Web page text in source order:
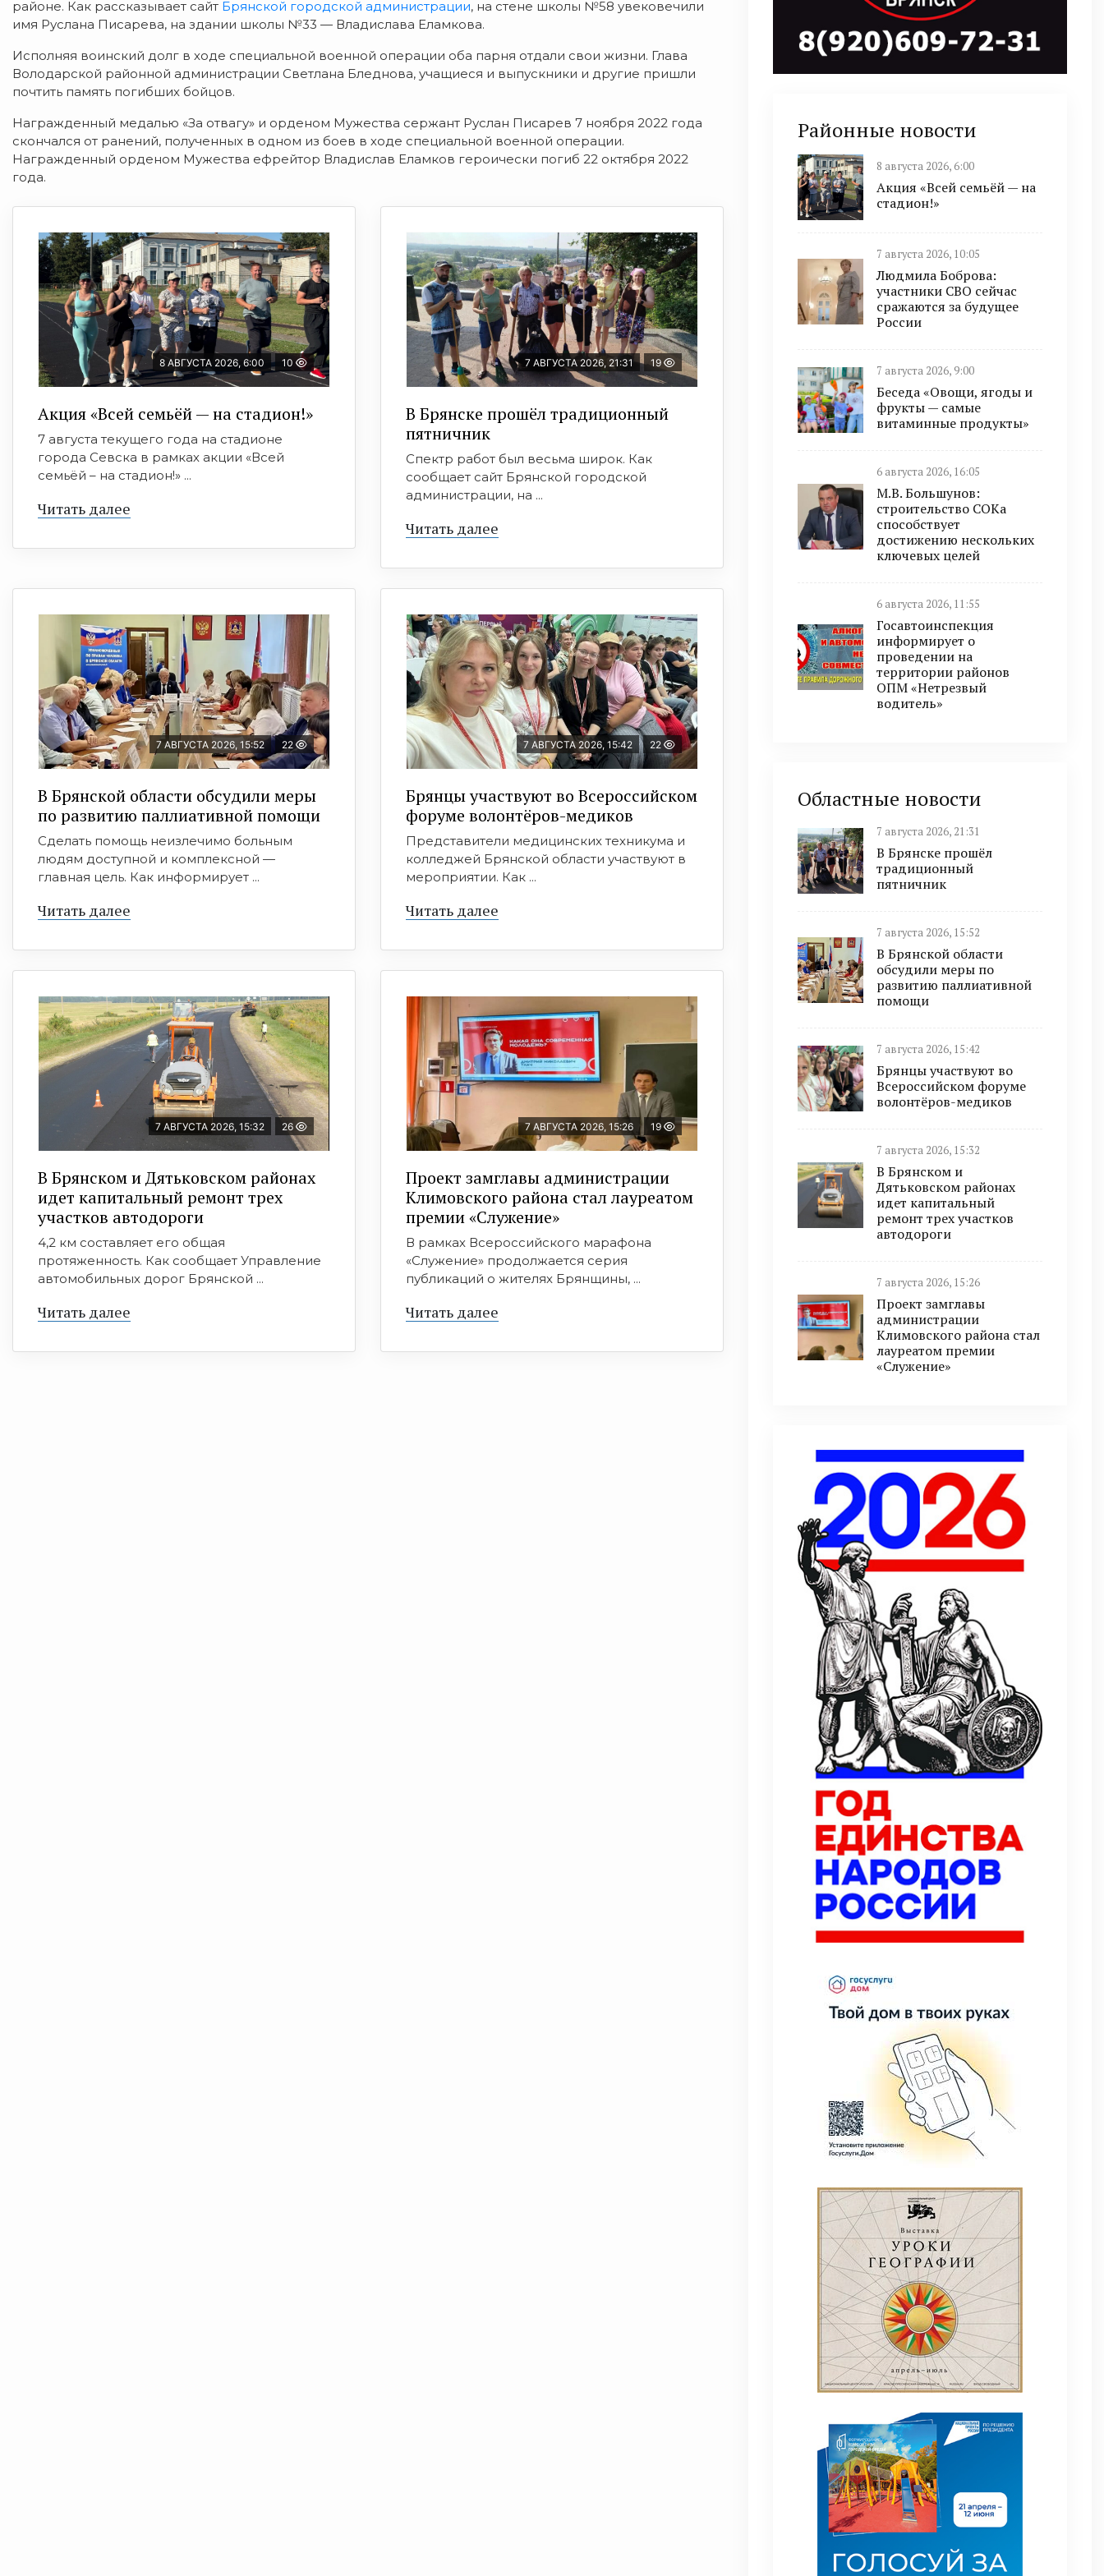
районе. Как рассказывает сайт Брянской городской администрации, на стене школы №58 увековечили
имя Руслана Писарева, на здании школы №33 — Владислава Еламкова.
Исполняя воинский долг в ходе специальной военной операции оба парня отдали свои жизни. Глава
Володарской районной администрации Светлана Бледнова, учащиеся и выпускники и другие пришли
почтить память погибших бойцов.
Награжденный медалью «За отвагу» и орденом Мужества сержант Руслан Писарев 7 ноября 2022 года
скончался от ранений, полученных в одном из боев в ходе специальной военной операции.
Награжденный орденом Мужества ефрейтор Владислав Еламков героически погиб 22 октября 2022
года.
8 АВГУСТА 2026, 6:00 10
Акция «Всей семьёй — на стадион!»
7 августа текущего года на стадионе
города Севска в рамках акции «Всей
семьёй – на стадион!» ...
Читать далее
7 АВГУСТА 2026, 21:31 19
В Брянске прошёл традиционный
пятничник
Спектр работ был весьма широк. Как
сообщает сайт Брянской городской
администрации, на ...
Читать далее
7 АВГУСТА 2026, 15:52 22
В Брянской области обсудили меры
по развитию паллиативной помощи
Сделать помощь неизлечимо больным
людям доступной и комплексной —
главная цель. Как информирует ...
Читать далее
7 АВГУСТА 2026, 15:42 22
Брянцы участвуют во Всероссийском
форуме волонтёров-медиков
Представители медицинских техникума и
колледжей Брянской области участвуют в
мероприятии. Как ...
Читать далее
7 АВГУСТА 2026, 15:32 26
В Брянском и Дятьковском районах
идет капитальный ремонт трех
участков автодороги
4,2 км составляет его общая
протяженность. Как сообщает Управление
автомобильных дорог Брянской ...
Читать далее
7 АВГУСТА 2026, 15:26 19
Проект замглавы администрации
Климовского района стал лауреатом
премии «Служение»
В рамках Всероссийского марафона
«Служение» продолжается серия
публикаций о жителях Брянщины, ...
Читать далее
Районные новости
8 августа 2026, 6:00
Акция «Всей семьёй — на
стадион!»
7 августа 2026, 10:05
Людмила Боброва:
участники СВО сейчас
сражаются за будущее
России
7 августа 2026, 9:00
Беседа «Овощи, ягоды и
фрукты — самые
витаминные продукты»
6 августа 2026, 16:05
М.В. Большунов:
строительство СОКа
способствует
достижению нескольких
ключевых целей
6 августа 2026, 11:55
Госавтоинспекция
информирует о
проведении на
территории районов
ОПМ «Нетрезвый
водитель»
Областные новости
7 августа 2026, 21:31
В Брянске прошёл
традиционный
пятничник
7 августа 2026, 15:52
В Брянской области
обсудили меры по
развитию паллиативной
помощи
7 августа 2026, 15:42
Брянцы участвуют во
Всероссийском форуме
волонтёров-медиков
7 августа 2026, 15:32
В Брянском и
Дятьковском районах
идет капитальный
ремонт трех участков
автодороги
7 августа 2026, 15:26
Проект замглавы
администрации
Климовского района стал
лауреатом премии
«Служение»